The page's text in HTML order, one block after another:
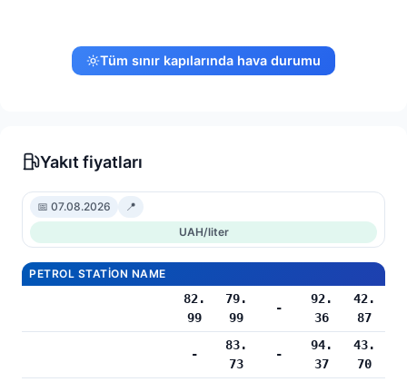
Tüm sınır kapılarında hava durumu
Yakıt fiyatları
📅 07.08.2026
📍
UAH/liter
PETROL STATION NAME
82.
99
79.
99
-
92.
36
42.
87
-
83.
73
-
94.
37
43.
70